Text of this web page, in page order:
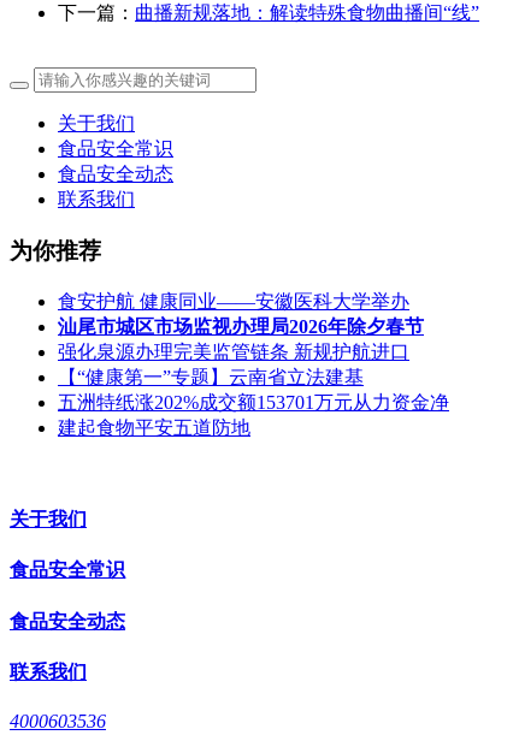
下一篇： 曲播新规落地：解读特殊食物曲播间“线”
关于我们
食品安全常识
食品安全动态
联系我们
为你推荐
食安护航 健康同业——安徽医科大学举办
汕尾市城区市场监视办理局2026年除夕春节
强化泉源办理完美监管链条 新规护航进口
【“健康第一”专题】云南省立法建基
五洲特纸涨202%成交额153701万元从力资金净
建起食物平安五道防地
关于我们
食品安全常识
食品安全动态
联系我们
4000603536